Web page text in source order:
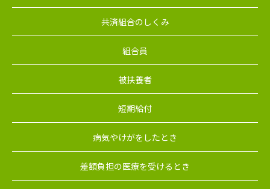
共済組合のしくみ
組合員
被扶養者
短期給付
病気やけがをしたとき
差額負担の医療を受けるとき